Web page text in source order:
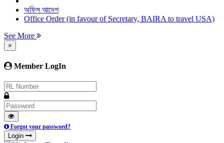
অফিস আদেশ
Office Order (in favour of Secretary, BAIRA to travel USA)
See More
×
Member LogIn
Forgot your password?
Login